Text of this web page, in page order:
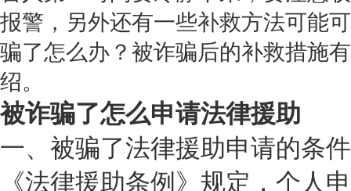
报警，另外还有一些补救方法可能
骗了怎么办？被诈骗后的补救措施
绍。
被诈骗了怎么申请法律援助
一、被骗了法律援助申请的条件
《法律援助条例》规定，个人